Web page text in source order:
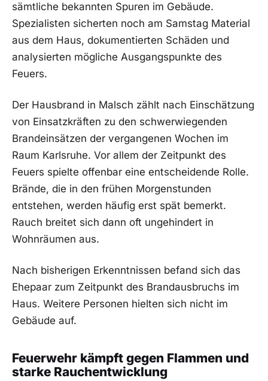
sämtliche bekannten Spuren im Gebäude.
Spezialisten sicherten noch am Samstag Material
aus dem Haus, dokumentierten Schäden und
analysierten mögliche Ausgangspunkte des
Feuers.
Der Hausbrand in Malsch zählt nach Einschätzung
von Einsatzkräften zu den schwerwiegenden
Brandeinsätzen der vergangenen Wochen im
Raum Karlsruhe. Vor allem der Zeitpunkt des
Feuers spielte offenbar eine entscheidende Rolle.
Brände, die in den frühen Morgenstunden
entstehen, werden häufig erst spät bemerkt.
Rauch breitet sich dann oft ungehindert in
Wohnräumen aus.
Nach bisherigen Erkenntnissen befand sich das
Ehepaar zum Zeitpunkt des Brandausbruchs im
Haus. Weitere Personen hielten sich nicht im
Gebäude auf.
Feuerwehr kämpft gegen Flammen und
starke Rauchentwicklung